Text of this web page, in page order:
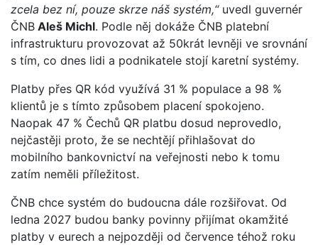
zcela bez ní, pouze skrze náš systém,“ uvedl guvernér
ČNB Aleš Michl. Podle něj dokáže ČNB platební
infrastrukturu provozovat až 50krát levněji ve srovnání
s tím, co dnes lidi a podnikatele stojí karetní systémy.
Platby přes QR kód využívá 31 % populace a 98 %
klientů je s tímto způsobem placení spokojeno.
Naopak 47 % Čechů QR platbu dosud neprovedlo,
nejčastěji proto, že se nechtějí přihlašovat do
mobilního bankovnictví na veřejnosti nebo k tomu
zatím neměli příležitost.
ČNB chce systém do budoucna dále rozšiřovat. Od
ledna 2027 budou banky povinny přijímat okamžité
platby v eurech a nejpozději od července téhož roku